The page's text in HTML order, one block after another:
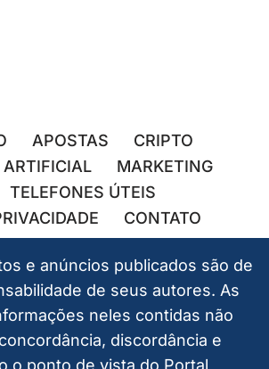
APOSTAS
CRIPTO
MARKETING
TELEFONES ÚTEIS
CONTATO
e anúncios publicados são de
de seus autores. As
neles contidas não
discordância e
o ponto de vista do Portal